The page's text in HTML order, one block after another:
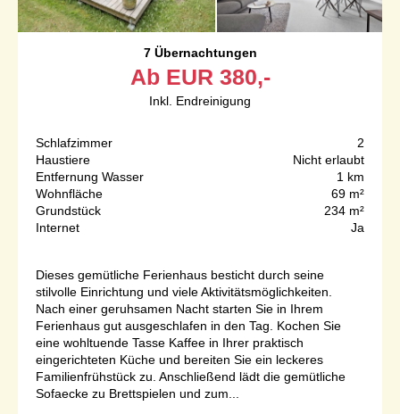
7 Übernachtungen
Ab EUR 380,-
Inkl. Endreinigung
Schlafzimmer
2
Haustiere
Nicht erlaubt
Entfernung Wasser
1 km
Wohnfläche
69 m²
Grundstück
234 m²
Internet
Ja
Dieses gemütliche Ferienhaus besticht durch seine
stilvolle Einrichtung und viele Aktivitätsmöglichkeiten.
Nach einer geruhsamen Nacht starten Sie in Ihrem
Ferienhaus gut ausgeschlafen in den Tag. Kochen Sie
eine wohltuende Tasse Kaffee in Ihrer praktisch
eingerichteten Küche und bereiten Sie ein leckeres
Familienfrühstück zu. Anschließend lädt die gemütliche
Sofaecke zu Brettspielen und zum...